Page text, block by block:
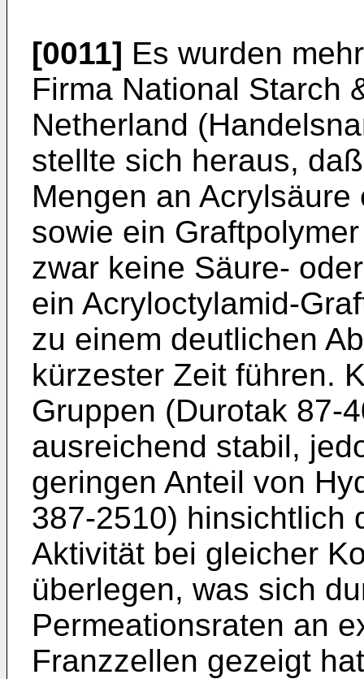
[0011] Es wurden
Firma National Starch
Netherland
stellte sich heraus,
Mengen an
sowie ein
zwar keine Säure-
ein Acryloctylamid-
zu einem deutlichen
kürzester Zeit führen.
Gruppen (Durotak 87-
ausreichend stabil,
geringen Anteil von
387-2510) hinsichtlich
Aktivität bei gleicher
überlegen, was sich
Permeationsraten an
Franzzellen gezeigt